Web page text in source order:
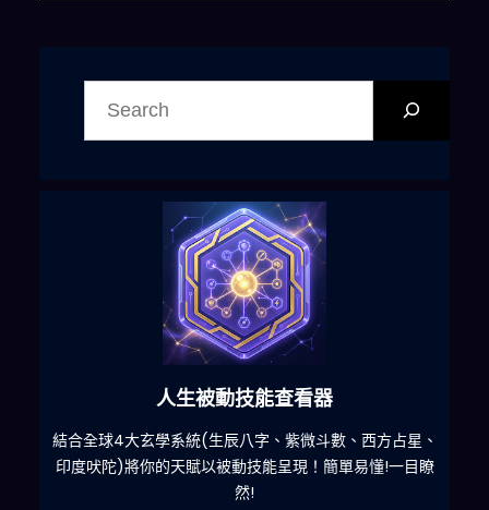
人生被動技能查看器
結合全球4大玄學系統(生辰八字、紫微斗數、西方占星、
印度吠陀)將你的天賦以被動技能呈現！簡單易懂!一目瞭
然!